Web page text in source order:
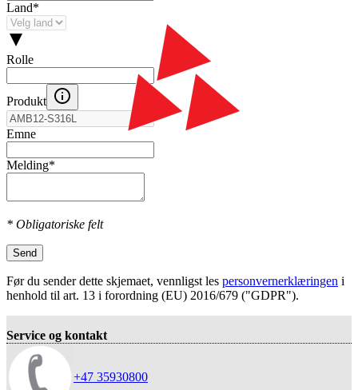
Land*
Rolle
Produkt
Emne
Melding*
* Obligatoriske felt
Send
Før du sender dette skjemaet, vennligst les personvernerklæringen i
henhold til art. 13 i forordning (EU) 2016/679 ("GDPR").
Service og kontakt
+47 35930800